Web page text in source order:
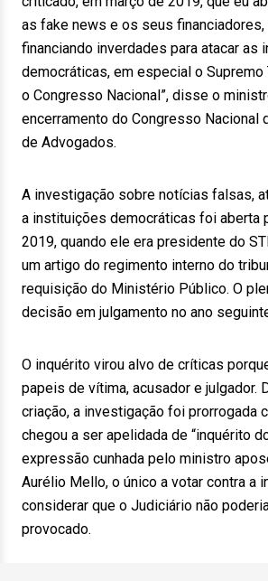
as fake news e os seus financiadores,
financiando inverdades para atacar as
democráticas, em especial o Supremo
o Congresso Nacional”, disse o
encerramento do Congresso Nacional
de Advogados.
A investigação sobre notícias falsas,
a instituições democráticas foi aberta
2019, quando ele era presidente do
um artigo do regimento interno do
requisição do Ministério Público. O
decisão em julgamento no ano
O inquérito virou alvo de críticas
papeis de vítima, acusador e julgador.
criação, a investigação foi prorrogada
chegou a ser apelidada de “inquérito
expressão cunhada pelo ministro
Aurélio Mello, o único a votar contra a
considerar que o Judiciário não
provocado.